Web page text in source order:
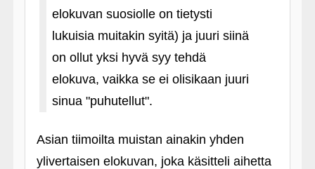
elokuvan suosiolle on tietysti
lukuisia muitakin syitä) ja juuri siinä
on ollut yksi hyvä syy tehdä
elokuva, vaikka se ei olisikaan juuri
sinua "puhutellut".
Asian tiimoilta muistan ainakin yhden
ylivertaisen elokuvan, joka käsitteli aihetta